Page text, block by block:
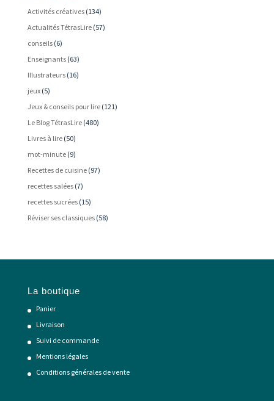
Activités créatives(134)
Actualités TétrasLire(57)
conseils(6)
Enseignants(63)
Illustrateurs(16)
jeux(5)
Jeux & conseils pour lire(121)
Le Blog TétrasLire(480)
Livres à lire(50)
mot-minute(9)
Recettes de cuisine(97)
recettes salées(7)
recettes sucrées(15)
Réviser ses classiques(58)
La boutique
Panier
Livraison
Suivi de commande
Mentions légales
Conditions générales de vente